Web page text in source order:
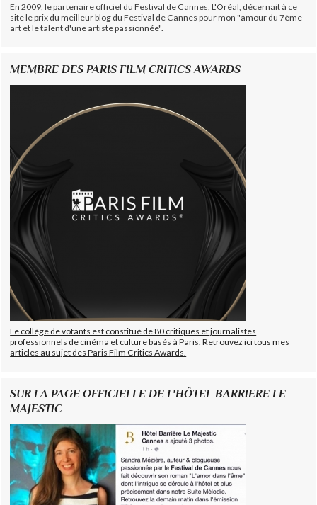
En 2009, le partenaire officiel du Festival de Cannes, L'Oréal, décernait à ce
site le prix du meilleur blog du Festival de Cannes pour mon "amour du 7ème
art et le talent d'une artiste passionnée".
MEMBRE DES PARIS FILM CRITICS AWARDS
Le collège de votants est constitué de 80 critiques et journalistes
professionnels de cinéma et culture basés à Paris. Retrouvez ici tous mes
articles au sujet des Paris Film Critics Awards.
SUR LA PAGE OFFICIELLE DE L'HÔTEL BARRIERE LE
MAJESTIC